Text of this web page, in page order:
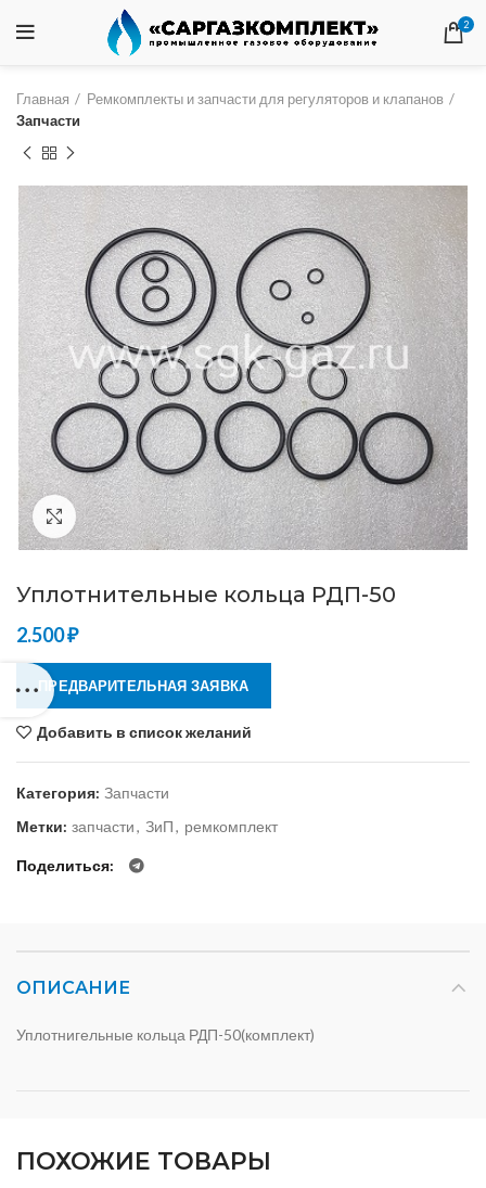
2
Главная
Ремкомплекты и запчасти для регуляторов и клапанов
Запчасти
Нажмите, чтобы увеличить
Уплотнительные кольца РДП-50
2.500₽
ПРЕДВАРИТЕЛЬНАЯ ЗАЯВКА
Добавить в список желаний
Категория: Запчасти
Метки: запчасти, ЗиП, ремкомплект
Поделиться
ОПИСАНИЕ
Уплотнигельные кольца РДП-50(комплект)
ПОХОЖИЕ ТОВАРЫ